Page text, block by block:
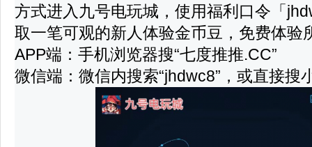
方式进入九号电玩城，使用福利口令「
取一笔可观的新人体验金币豆，免费体验
APP端 ：手机浏览器搜“七度推推.CC”
微信端 ：微信内搜索“jhdwc8”，或直接搜